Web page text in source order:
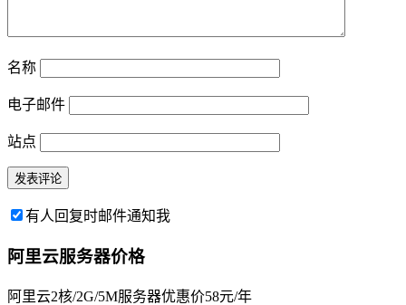
名称
电子邮件
站点
有人回复时邮件通知我
阿里云服务器价格
阿里云2核/2G/5M服务器优惠价58元/年